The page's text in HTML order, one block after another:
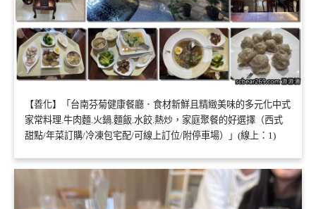
【善化】「台南芬菊健康餐廳．食材新鮮且精緻美味的多元化中式
家常料理.牛肉麵.火鍋.麵飯.水餃.熱炒，家庭聚餐的好選擇（西式
甜點/年菜訂購/冷凍包宅配/可線上訂位/附停車場）」(線上：1)